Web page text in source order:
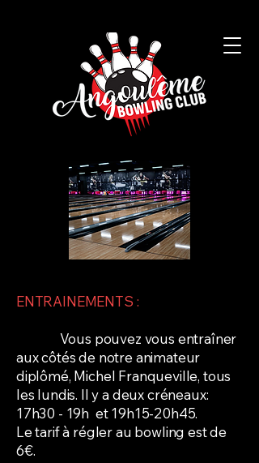
ENTRAINEMENTS :
Vous pouvez vous entraîner
aux côtés de notre animateur
diplômé, Michel Franqueville, tous
les lundis. Il y a deux créneaux:
17h30 - 19h et 19h15-20h45.
Le tarif à régler au bowling est de
6€.